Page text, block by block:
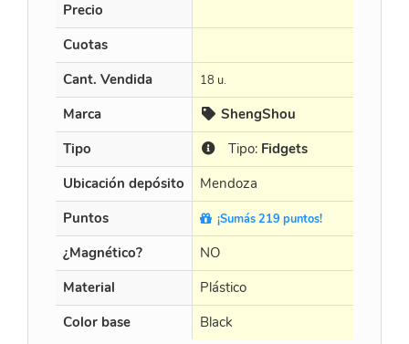
Precio
Cuotas
Cant. Vendida
18 u.
Marca
ShengShou
Tipo
Tipo: Fidgets
Ubicación depósito
Mendoza
Puntos
¡Sumás 219 puntos!
¿Magnético? NO
Material
Plástico
Color base
Black